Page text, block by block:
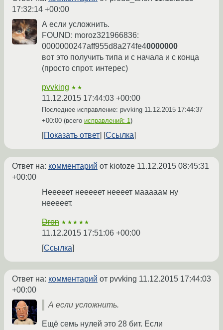
17:32:14 +00:00
А если усложнить.
FOUND: moroz321966836:
0000000247aff955d8a274fe40000000
вот это получить типа и с начала и с конца
(просто спрот. интерес)
pvvking ★★
11.12.2015 17:44:03 +00:00
Последнее исправление: pvvking 11.12.2015 17:44:37
+00:00 (всего исправлений: 1)
Показать ответ Ссылка
Ответ на: комментарий от kiotoze 11.12.2015 08:45:31
+00:00
Нееееет нееееет неееет мааааам ну
нееееет.
Dron ★★★★★
11.12.2015 17:51:06 +00:00
Ссылка
Ответ на: комментарий от pvvking 11.12.2015 17:44:03
+00:00
А если усложнить.
Ещё семь нулей это 28 бит. Если